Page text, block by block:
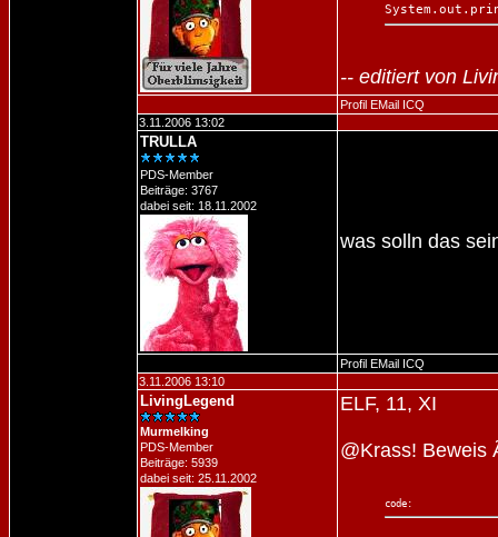
-- editiert von
Profil EMail ICQ
3.11.2006 13:02
TRULLA
PDS-Member
Beiträge: 3767
dabei seit: 18.11.2002
was solln das
Profil EMail ICQ
3.11.2006 13:10
LivingLegend
Murmelking
PDS-Member
Beiträge: 5939
dabei seit: 25.11.2002
ELF, 11, XI
@Krass! Beweis
code: